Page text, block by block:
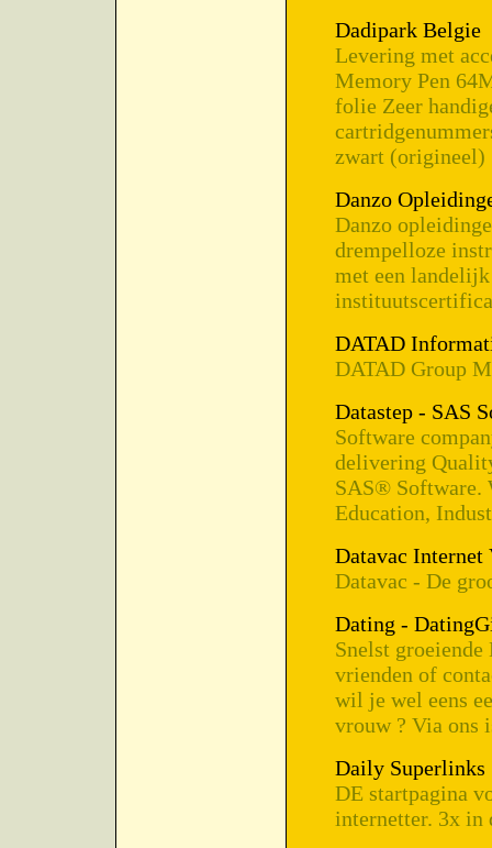
Dadipark Belgie
Levering met
Memory Pen
folie Zeer
zwart (origineel)
Danzo
Danzo
drempelloze
met een
DATAD
DATAD Group
Datastep - SAS
Software
delivering
SAS® Software.
Education,
Datavac Internet
Datavac - De
Dating -
Snelst
vrienden of
wil je wel eens
vrouw ? Via ons
Daily Superlinks
DE startpagina
internetter. 3x in